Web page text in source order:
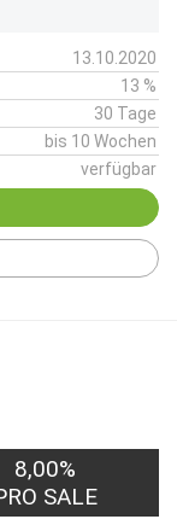
13.10.2020
13 %
30 Tage
bis 10 Wochen
verfügbar
8,00%
SALE